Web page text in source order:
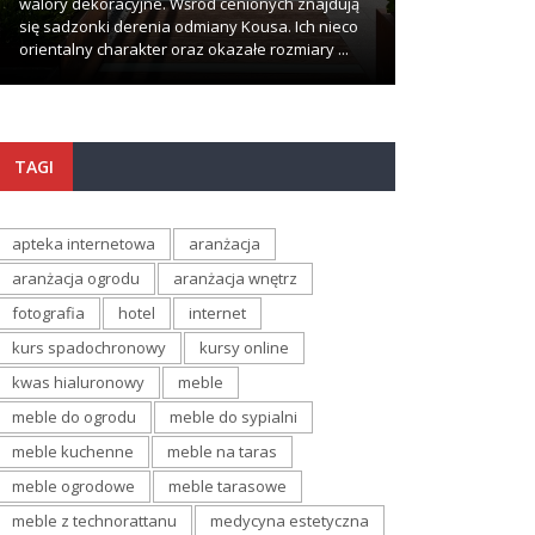
się sadzonki derenia odmiany Kousa. Ich nieco
orientalny charakter oraz okazałe rozmiary ...
TAGI
apteka internetowa
aranżacja
aranżacja ogrodu
aranżacja wnętrz
fotografia
hotel
internet
kurs spadochronowy
kursy online
kwas hialuronowy
meble
meble do ogrodu
meble do sypialni
meble kuchenne
meble na taras
meble ogrodowe
meble tarasowe
meble z technorattanu
medycyna estetyczna